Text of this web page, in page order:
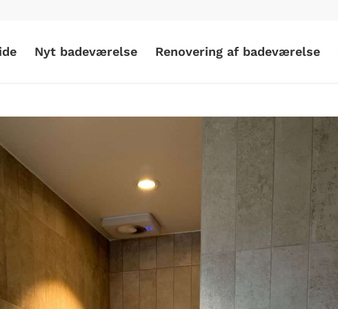
Nyt badeværelse Renovering af badeværelse